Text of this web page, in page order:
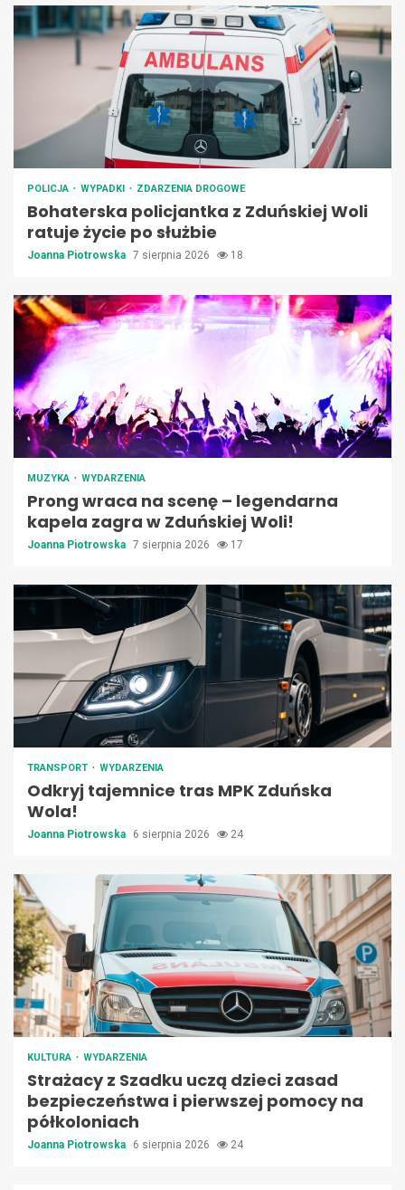
POLICJA WYPADKI ZDARZENIA DROGOWE
Bohaterska policjantka z Zduńskiej Woli
ratuje życie po służbie
Joanna Piotrowska 7 sierpnia 2026 18
MUZYKA WYDARZENIA
Prong wraca na scenę – legendarna
kapela zagra w Zduńskiej Woli!
Joanna Piotrowska 7 sierpnia 2026 17
TRANSPORT WYDARZENIA
Odkryj tajemnice tras MPK Zduńska
Wola!
Joanna Piotrowska 6 sierpnia 2026 24
KULTURA WYDARZENIA
Strażacy z Szadku uczą dzieci zasad
bezpieczeństwa i pierwszej pomocy na
półkoloniach
Joanna Piotrowska 6 sierpnia 2026 24